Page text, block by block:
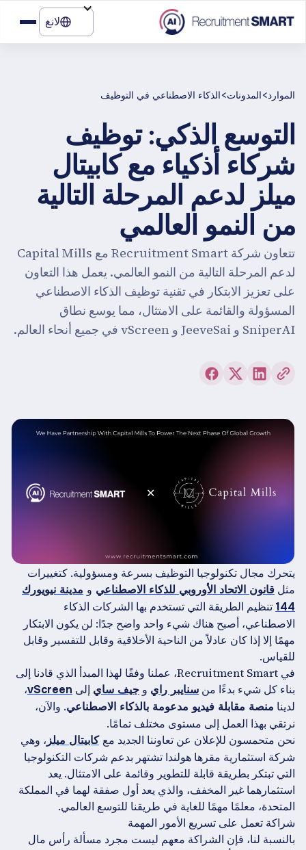
لانغ
الموارد>المدونات>الذكاء الاصطناعي في التوظيف
التوسع الذكي: توظيف
شركاء أذكياء مع كابيتال
ميلز لدعم المرحلة التالية
من النمو العالمي
تتعاون شركة Recruitment Smart مع Capital Mills
لدعم المرحلة التالية من النمو العالمي. يعمل هذا التعاون
على تعزيز الابتكار في تقنية توظيف الذكاء الاصطناعي
المسؤولة والقائمة على الامتثال، مما يوسع نطاق
SniperAI و JeeveSai و vScreen في جميع أنحاء العالم.
يتحرك مجال تكنولوجيا التوظيف بسرعة ومسؤولية. كتغييرات
مثلقانون الاتحاد الأوروبي للذكاء الاصطناعي و مدينة نيويورك
144تنظيم الطريقة التي تستخدم بها الشركات الذكاء
الاصطناعي، أصبح هناك شيء واحد واضح جدًا: لن يكون الابتكار
مهمًا إلا إذا كان عادلاً من الناحية الأخلاقية وقابل للتفسير وقابل
للقياس.
في Recruitment Smart، عملنا وفقًا لهذا المبدأ الذي قادنا إلى
بناء كل شيء بدءًا منسنايبر رايو جيف سايإلىvScreen،
لدينامنصة مقابلة فيديو مدعومة بالذكاء الاصطناعي. والآن،
نرتقي بهذا العمل إلى مستوى مختلف تمامًا.
نحن متحمسون للإعلان عن تعاوننا الجديد مع كابيتال ميلز، وهي
شركة استثمارية مقرها هولندا تشتهر بدعم شركات التكنولوجيا
التي تبتكر بطريقة قابلة للتطوير وقائمة على الامتثال. يعد
استثمارهما غير المخفف، والذي يعد أول صفقة لهما في المملكة
المتحدة، معلمًا مهمًا للغاية في طريقنا للتوسع العالمي.
شراكة تعمل على تسريع الأمور المهمة
بالنسبة لنا، فإن الشراكة معهم ليست مجرد مسألة رأس مال